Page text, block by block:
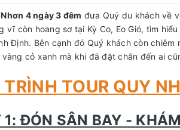
4 ngày 3 đêm đưa Quý du khách về
vĩ còn hoang sơ tại Kỳ Co, Eo Gió, tìm
Định. Bên cạnh đó Quý khách còn
vàng cỏ xanh mà khi đã đặt chân đến ai
TRÌNH TOUR QUY
1: ĐÓN SÂN BAY -